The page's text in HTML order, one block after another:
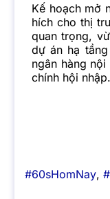
Kế hoạch mở
hích cho thị
quan trọng,
dự án hạ
ngân hàng
chính hội nhập.
#60sHomNay,